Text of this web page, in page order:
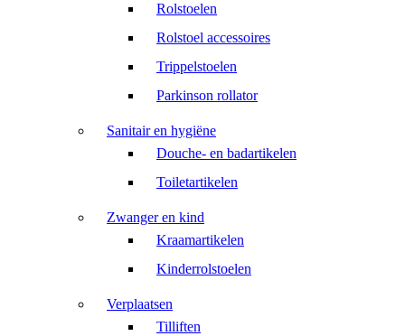
Rolstoelen
Rolstoel accessoires
Trippelstoelen
Parkinson rollator
Sanitair en hygiëne
Douche- en badartikelen
Toiletartikelen
Zwanger en kind
Kraamartikelen
Kinderrolstoelen
Verplaatsen
Tilliften